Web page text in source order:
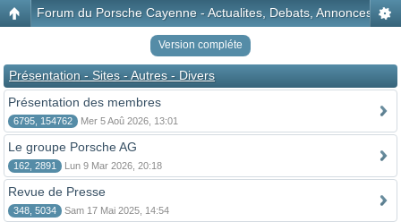
Forum du Porsche Cayenne - Actualites, Debats, Annonces,
Version compléte
Présentation - Sites - Autres - Divers
Présentation des membres
6795, 154762 Mer 5 Aoû 2026, 13:01
Le groupe Porsche AG
162, 2891 Lun 9 Mar 2026, 20:18
Revue de Presse
348, 5034 Sam 17 Mai 2025, 14:54